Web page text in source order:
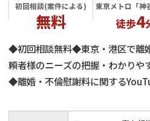
初回相談(案件による)
無料
東京メトロ「神
徒歩4
◆初回相談無料◆東京・港区で離
頼者様のニーズの把握・わかりや
◆離婚・不倫慰謝料に関する